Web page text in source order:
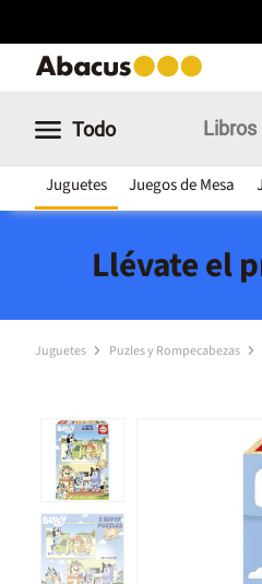
Todo Libros
Juguetes Juegos de Mesa
Llévate el
Juguetes Puzles y Rompecabezas